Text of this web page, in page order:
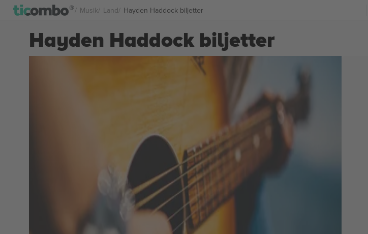
Musik Land Hayden Haddock biljetter
Hayden Haddock biljetter